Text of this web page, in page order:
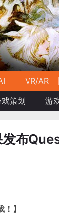
VR/AR
戏策划 游
布
】